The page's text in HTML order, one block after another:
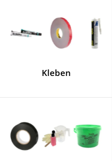
Kleben